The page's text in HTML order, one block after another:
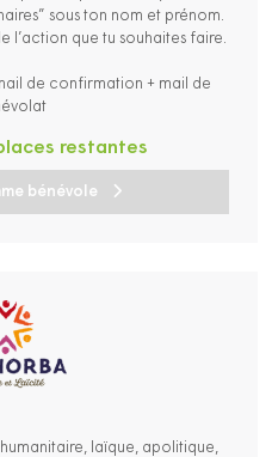
sous ton nom et prénom.
l’action que tu souhaites faire.
de confirmation + mail de
bénévole
restantes
laïque, apolitique,